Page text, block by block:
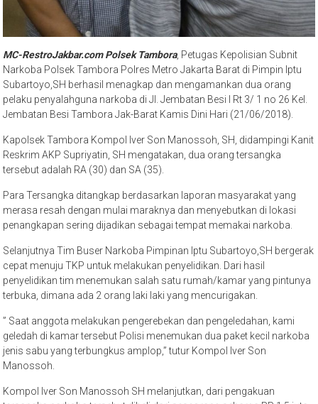
MC-RestroJakbar.com Polsek Tambora, Petugas Kepolisian Subnit
Narkoba Polsek Tambora Polres Metro Jakarta Barat di Pimpin Iptu
Subartoyo,SH berhasil menagkap dan mengamankan dua orang
pelaku penyalahguna narkoba di Jl. Jembatan Besi l Rt 3/ 1 no 26 Kel.
Jembatan Besi Tambora Jak-Barat Kamis Dini Hari (21/06/2018).
Kapolsek Tambora Kompol Iver Son Manossoh, SH, didampingi Kanit
Reskrim AKP Supriyatin, SH mengatakan, dua orang tersangka
tersebut adalah RA (30) dan SA (35).
Para Tersangka ditangkap berdasarkan laporan masyarakat yang
merasa resah dengan mulai maraknya dan menyebutkan di lokasi
penangkapan sering dijadikan sebagai tempat memakai narkoba.
Selanjutnya Tim Buser Narkoba Pimpinan Iptu Subartoyo,SH bergerak
cepat menuju TKP untuk melakukan penyelidikan. Dari hasil
penyelidikan tim menemukan salah satu rumah/kamar yang pintunya
terbuka, dimana ada 2 orang laki laki yang mencurigakan.
” Saat anggota melakukan pengerebekan dan pengeledahan, kami
geledah di kamar tersebut Polisi menemukan dua paket kecil narkoba
jenis sabu yang terbungkus amplop,” tutur Kompol Iver Son
Manossoh.
Kompol Iver Son Manossoh SH melanjutkan, dari pengakuan